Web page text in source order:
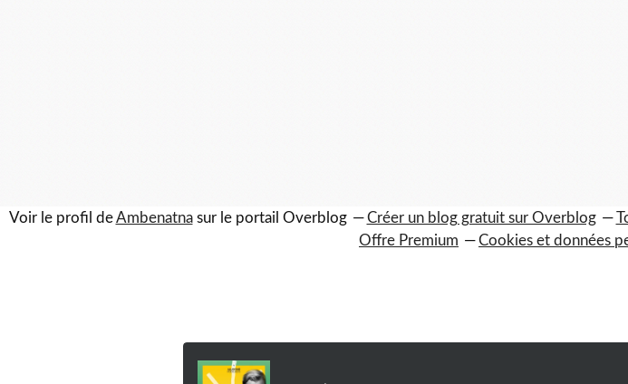
Voir le profil deAmbenatnasur le portail Overblog Créer un blog gratuit sur Overblog
Offre Premium
Cookies et données